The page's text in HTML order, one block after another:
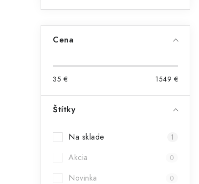
Cena
35 € 1549 €
Štítky
Na sklade 1
Akcia 0
Novinka 0